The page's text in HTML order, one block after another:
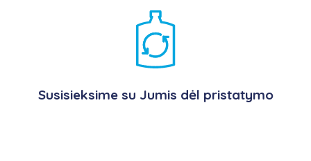
Susisieksime su Jumis dėl pristatymo